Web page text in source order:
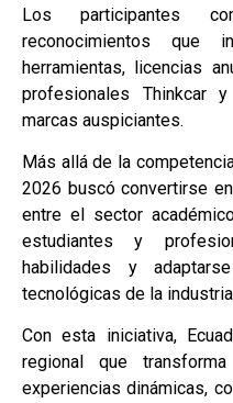
Los participantes
reconocimientos que
herramientas, licencias
profesionales Thinkcar
marcas auspiciantes.
Más allá de la
2026 buscó convertirse
entre el sector
estudiantes y
habilidades y
tecnológicas de la
Con esta iniciativa,
regional que
experiencias dinámicas,